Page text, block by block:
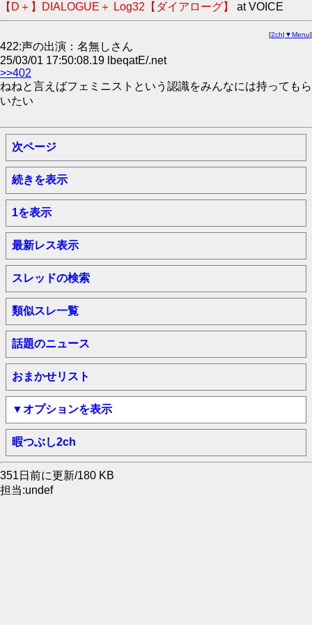
【D＋】DIALOGUE＋ Log32【ダイアローグ】 at VOICE
[2ch| ▼Menu]
422:声の出演：名無しさん
25/03/01 17:50:08.19 lbeqatE/.net
>>402
ねねと言えばフェミニストという認識をみんなには持ってもら
いたい
次ページ
続きを表示
1を表示
最新レス表示
スレッドの検索
類似スレ一覧
話題のニュース
おまかせリスト
▼オプションを表示
暇つぶし2ch
351日前に更新/180 KB
担当:undef